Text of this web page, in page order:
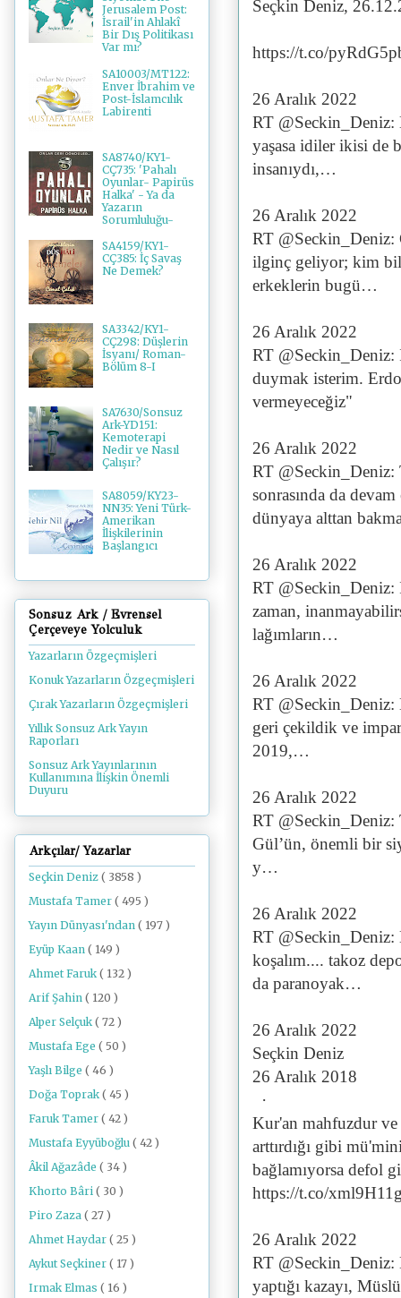
Seçkin Deniz,
https://t.co/
26 Aralık 2022
RT @Seckin_Deniz:
yaşasa idiler ikisi de
insanıydı,…
26 Aralık 2022
RT @Seckin_Deniz:
ilginç geliyor; kim
erkeklerin bugü…
26 Aralık 2022
RT @Seckin_Deniz:
duymak isterim.
vermeyeceğiz"
26 Aralık 2022
RT @Seckin_Deniz:
sonrasında da
dünyaya alttan
26 Aralık 2022
RT @Seckin_Deniz:
zaman,
lağımların…
26 Aralık 2022
RT
geri çekildik ve
2019,…
26 Aralık 2022
RT
Gül’ün, önemli bir
y…
26 Aralık 2022
RT @Seckin_Deniz:
koşalım.... takoz
da paranoyak…
26 Aralık 2022
Seçkin Deniz
26 Aralık 2018
·
Kur'an mahfuzdur
arttırdığı gibi
bağlamıyorsa defol
https://t.co/
26 Aralık 2022
RT @Seckin_Deniz:
yaptığı kazayı,
Jerusalem Post:
İsrail'in Ahlakî
Bir Dış Politikası
Var mı?
SA10003/MT122:
Enver İbrahim ve
Post-İslamcılık
Labirenti
SA8740/KY1-
CÇ735: 'Pahalı
Oyunlar- Papirüs
Halka' - Ya da
Yazarın
Sorumluluğu-
SA4159/KY1-
CÇ385: İç Savaş
Ne Demek?
SA3342/KY1-
CÇ298: Düşlerin
İsyanı/ Roman-
Bölüm 8-I
SA7630/Sonsuz
Ark-YD151:
Kemoterapi
Nedir ve Nasıl
Çalışır?
SA8059/KY23-
NN35: Yeni Türk-
Amerikan
İlişkilerinin
Başlangıcı
Sonsuz Ark / Evrensel
Çerçeveye Yolculuk
Yazarların Özgeçmişleri
Konuk Yazarların Özgeçmişleri
Çırak Yazarların Özgeçmişleri
Yıllık Sonsuz Ark Yayın
Raporları
Sonsuz Ark Yayınlarının
Kullanımına İlişkin Önemli
Duyuru
Arkçılar/ Yazarlar
Seçkin Deniz ( 3858 )
Mustafa Tamer ( 495 )
Yayın Dünyası'ndan ( 197 )
Eyüp Kaan ( 149 )
Ahmet Faruk ( 132 )
Arif Şahin ( 120 )
Alper Selçuk ( 72 )
Mustafa Ege ( 50 )
Yaşlı Bilge ( 46 )
Doğa Toprak ( 45 )
Faruk Tamer ( 42 )
Mustafa Eyyüboğlu ( 42 )
Âkil Ağazâde ( 34 )
Khorto Bâri ( 30 )
Piro Zaza ( 27 )
Ahmet Haydar ( 25 )
Aykut Seçkiner ( 17 )
Irmak Elmas ( 16 )